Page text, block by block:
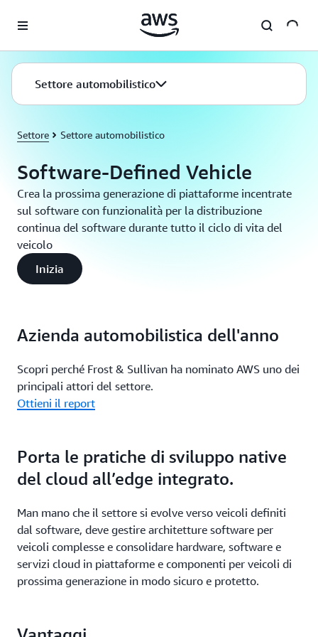
Settore automobilistico
Settore Settore automobilistico
Software-Defined Vehicle
Crea la prossima generazione di piattaforme incentrate
sul software con funzionalità per la distribuzione
continua del software durante tutto il ciclo di vita del
veicolo
Inizia
Azienda automobilistica dell'anno
Scopri perché Frost & Sullivan ha nominato AWS uno dei
principali attori del settore.
Ottieni il report
Porta le pratiche di sviluppo native
del cloud all’edge integrato.
Man mano che il settore si evolve verso veicoli definiti
dal software, deve gestire architetture software per
veicoli complesse e consolidare hardware, software e
servizi cloud in piattaforme e componenti per veicoli di
prossima generazione in modo sicuro e protetto.